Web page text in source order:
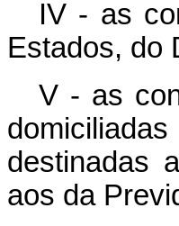
IV - as
Estados, do
V - as
destinadas
aos da